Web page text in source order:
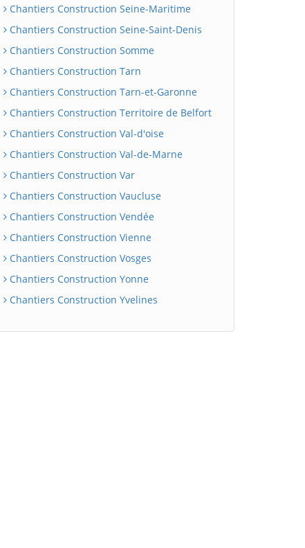
Chantiers Construction Seine-Maritime
Chantiers Construction Seine-Saint-Denis
Chantiers Construction Somme
Chantiers Construction Tarn
Chantiers Construction Tarn-et-Garonne
Chantiers Construction Territoire de Belfort
Chantiers Construction Val-d'oise
Chantiers Construction Val-de-Marne
Chantiers Construction Var
Chantiers Construction Vaucluse
Chantiers Construction Vendée
Chantiers Construction Vienne
Chantiers Construction Vosges
Chantiers Construction Yonne
Chantiers Construction Yvelines